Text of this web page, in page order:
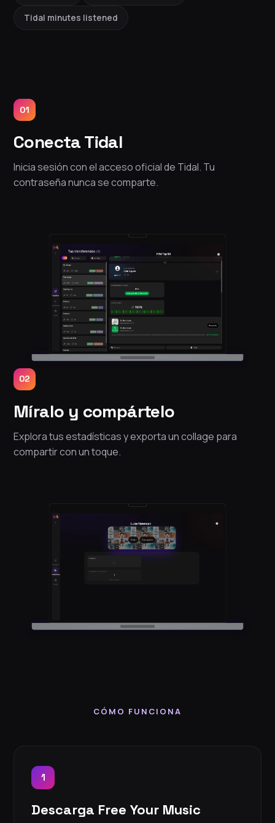
Tidal minutes listened
01
Conecta Tidal
Inicia sesión con el acceso oficial de Tidal. Tu
contraseña nunca se comparte.
02
Míralo y compártelo
Explora tus estadísticas y exporta un collage para
compartir con un toque.
CÓMO FUNCIONA
1
Descarga Free Your Music